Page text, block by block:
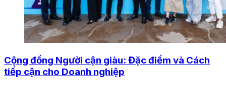
Cộng đồng Người cận giàu: Đặc điểm và Cách
tiếp cận cho Doanh nghiệp